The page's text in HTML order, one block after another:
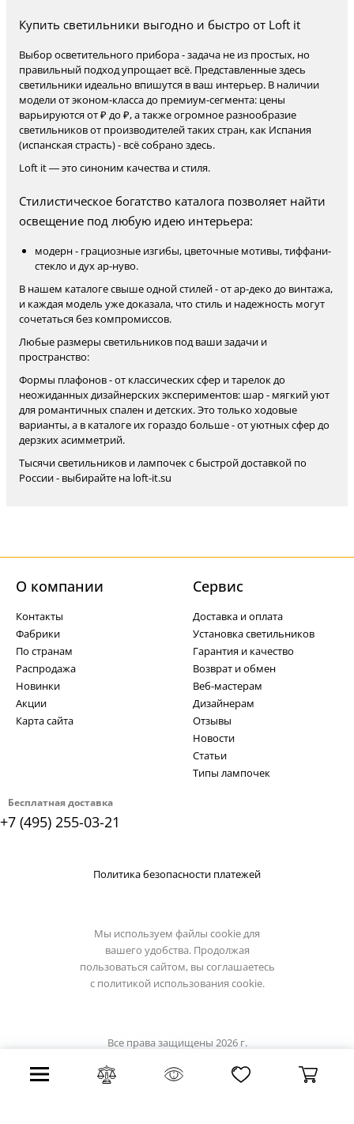
Купить светильники выгодно и быстро от Loft it
Выбор осветительного прибора - задача не из простых, но
правильный подход упрощает всё. Представленные здесь
светильники идеально впишутся в ваш интерьер. В наличии
модели от эконом-класса до премиум-сегмента: цены
варьируются от ₽ до ₽, а также огромное разнообразие
светильников от производителей таких стран, как Испания
(испанская страсть) - всё собрано здесь.
Loft it — это синоним качества и стиля.
Стилистическое богатство каталога позволяет найти
освещение под любую идею интерьера:
модерн - грациозные изгибы, цветочные мотивы, тиффани-
стекло и дух ар-нуво.
В нашем каталоге свыше одной стилей - от ар-деко до винтажа,
и каждая модель уже доказала, что стиль и надежность могут
сочетаться без компромиссов.
Любые размеры светильников под ваши задачи и
пространство:
Формы плафонов - от классических сфер и тарелок до
неожиданных дизайнерских экспериментов: шар - мягкий уют
для романтичных спален и детских. Это только ходовые
варианты, а в каталоге их гораздо больше - от уютных сфер до
дерзких асимметрий.
Тысячи светильников и лампочек с быстрой доставкой по
России - выбирайте на loft-it.su
Бесплатная доставка
+7 (495) 255-03-21
О компании
Контакты
Фабрики
По странам
Распродажа
Новинки
Акции
Карта сайта
Cервис
Доставка и оплата
Установка светильников
Гарантия и качество
Возврат и обмен
Веб-мастерам
Дизайнерам
Отзывы
Новости
Статьи
Типы лампочек
Политика безопасности платежей
Мы используем файлы cookie для
вашего удобства. Продолжая
пользоваться сайтом, вы соглашаетесь
с политикой использования cookie.
Все права защищены 2026 г.